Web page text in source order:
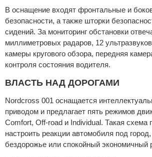
В оснащение входят фронтальные и
безопасности, а также шторки
сидений. За мониторинг обстановки
миллиметровых радаров, 12
камеры кругового обзора, передняя
контроля состояния водителя.
ВЛАСТЬ НАД ДОРОГАМИ
Nordcross 001 оснащается
приводом и предлагает пять режимов
Comfort, Off-road и Individual. Такая схема
настроить реакции автомобиля под город,
бездорожье или спокойный экономичный